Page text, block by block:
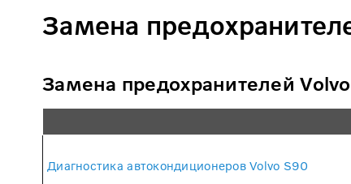
Замена
Замена предохранителей
Диагностика автокондиционеров Volvo S90